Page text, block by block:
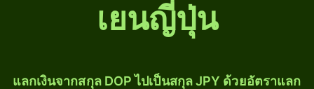
เยนญี่ปุ่น
แลกเงินจากสกุล DOP ไปเป็นสกุล JPY ด้วยอัตราแลก